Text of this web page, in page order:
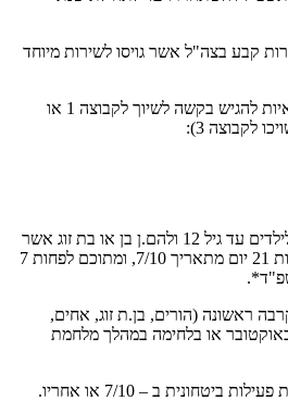
קבע בצה"ל אשר גויסו לשירות מיוחד
להלן רשימת האוכלוסיות הזכאיות להגיש בקשה לשיוך לקבוצה 1 או
ד. תלמידים.ות שהם.ן הורים לילדים עד גיל 12 ולהם.ן בן או בת זוג אשר
משרת.ת במילואים/ קבע לפחות 21 יום מתאריך 7/10, ומתוכם לפחות 7
ראשונה (הורים, בן.ת זוג, אחים,
לנפגעים בטבח של 7 באוקטובר או בלחימה במהלך מלחמת
ב – 7/10 או אחריו.